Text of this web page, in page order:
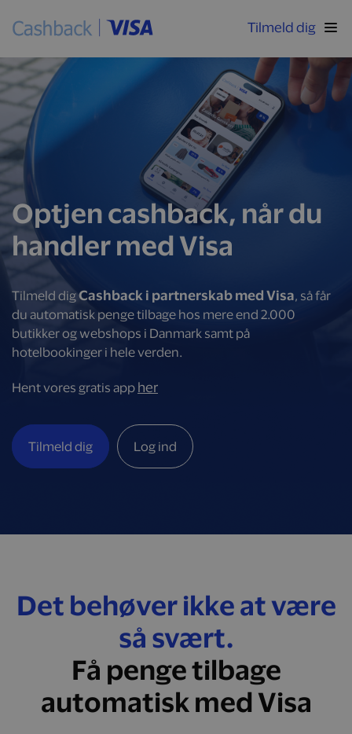
Tilmeld dig
Optjen cashback, når du
handler med Visa
Tilmeld digCashback i partnerskab med Visa, så får
du automatisk penge tilbage hos mere end 2.000
butikker og webshops i Danmark samt på
hotelbookinger i hele verden.
Hent vores gratis app her
Tilmeld dig Log ind
Det behøver ikke at være
så svært.
Få penge tilbage
automatisk med Visa